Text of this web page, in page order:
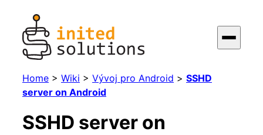
Home > Wiki > Vývoj pro Android > SSHD
server on Android
SSHD server on